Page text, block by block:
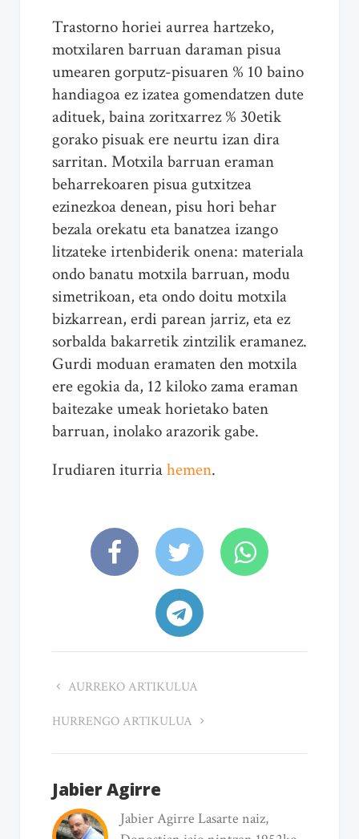
Trastorno horiei aurrea hartzeko,
motxilaren barruan daraman pisua
umearen gorputz-pisuaren % 10 baino
handiagoa ez izatea gomendatzen dute
adituek, baina zoritxarrez % 30etik
gorako pisuak ere neurtu izan dira
sarritan. Motxila barruan eraman
beharrekoaren pisua gutxitzea
ezinezkoa denean, pisu hori behar
bezala orekatu eta banatzea izango
litzateke irtenbiderik onena: materiala
ondo banatu motxila barruan, modu
simetrikoan, eta ondo doitu motxila
bizkarrean, erdi parean jarriz, eta ez
sorbalda bakarretik zintzilik eramanez.
Gurdi moduan eramaten den motxila
ere egokia da, 12 kiloko zama eraman
baitezake umeak horietako baten
barruan, inolako arazorik gabe.
Irudiaren iturriahemen.
AURREKO ARTIKULUA
HURRENGO ARTIKULUA
Jabier Agirre
Jabier Agirre Lasarte naiz,